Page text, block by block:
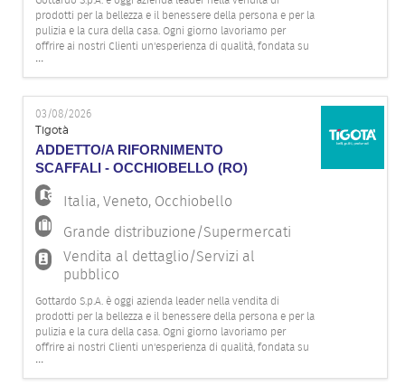
prodotti per la bellezza e il benessere della persona e per la
pulizia e la cura della casa. Ogni giorno lavoriamo per
offrire ai nostri Clienti un'esperienza di qualità, fondata su
competenza, attenzione e innovazione, grazie all'impegno
della nostra squadra. Per il nostro punto vendita Ti
...
03/08/2026
Tigotà
ADDETTO/A RIFORNIMENTO
SCAFFALI - OCCHIOBELLO (RO)
Italia,Veneto, Occhiobello
Grande distribuzione/Supermercati
Vendita al dettaglio/Servizi al
pubblico
Gottardo S.p.A. è oggi azienda leader nella vendita di
prodotti per la bellezza e il benessere della persona e per la
pulizia e la cura della casa. Ogni giorno lavoriamo per
offrire ai nostri Clienti un'esperienza di qualità, fondata su
competenza, attenzione e innovazione, grazie all'impegno
della nostra squadra. Per il nostro punto vendita Ti
...